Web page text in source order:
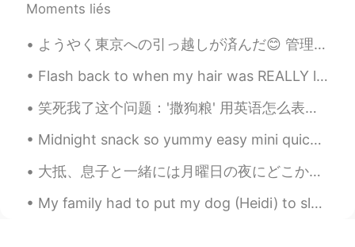
Mish • ミッシュ • 미시
EN FRJP
Mason is super posh 😋
Mish • ミッシュ • 미시 2020.03.08 12:47
EN KR
シャンパン。
沙织 2020.03.08 12:05
Moments liés
ようやく東京への引っ越しが済んだ😊 管理会社から無料のスリッパをもらった 😂😂 契約する前に部屋の中の写真しか見えなかったけど、今日見てとてもとても嬉しい。住みたい家と同じ家を見つけた 😚 家...
Flash back to when my hair was REALLY long. I miss it! ~ When was the last time you cut your ha...
笑死我了这个问题：'撒狗粮' 用英语怎么表达？ Please Don't say 'spread dog food' 😝 因为这个中文说法是一字一字翻译不了的，没有完美的翻译。我能想到的说法...
Midnight snack so yummy easy mini quiches! I put tomatoes 🍅 avocado 🥑 onion 🧅 turkey 🦃 and mushro...
大抵、息子と一緒には月曜日の夜にどこかで外食する👨‍👦✨ Usually, my son and I eat out on Monday night 今夜のレストランに子供のため遊びところがあ...
My family had to put my dog (Heidi) to sleep this morning. She had liver cancer. She was only...